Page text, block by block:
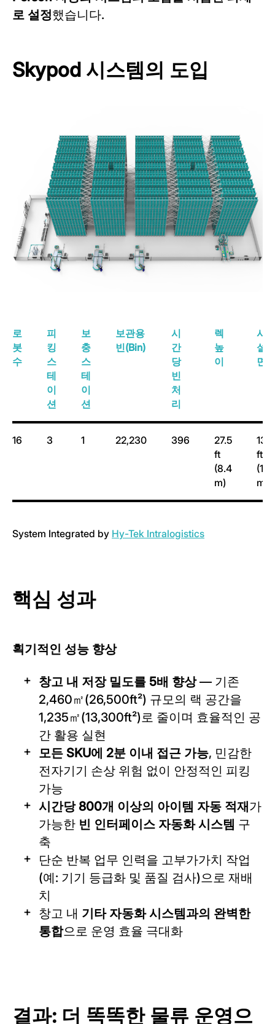
로 설정했습니다.
Skypod 시스템의 도입
로
봇
수
피
킹
스
테
이
션
보
충
스
테
이
션
보관용
빈(Bin)
시
간
당
빈
처
리
렉
높
이
시
설
면
16 3 1 22,230 396
27.5
ft
(8.4
m)
ft
m
System Integrated by Hy-Tek Intralogistics
핵심 성과
획기적인 성능 향상
창고 내 저장 밀도를 5배 향상— 기존
2,460㎡(26,500ft²) 규모의 랙 공간을
1,235㎡(13,300ft²)로 줄이며 효율적인 공
간 활용 실현
모든 SKU에 2분 이내 접근 가능, 민감한
전자기기 손상 위험 없이 안정적인 피킹
가능
시간당 800개 이상의 아이템 자동 적재가
가능한 빈 인터페이스 자동화 시스템 구
축
단순 반복 업무 인력을 고부가가치 작업
(예: 기기 등급화 및 품질 검사)으로 재배
치
창고 내 기타 자동화 시스템과의 완벽한
통합으로 운영 효율 극대화
결과: 더 똑똑한 물류 운영으